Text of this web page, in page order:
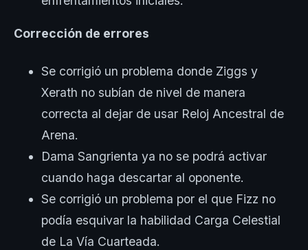
Corrección de errores
Se corrigió un problema donde Ziggs y
Xerath no subían de nivel de manera
correcta al dejar de usar Reloj Ancestral de
Arena.
Dama Sangrienta ya no se podrá activar
cuando haga descartar al oponente.
Se corrigió un problema por el que Fizz no
podía esquivar la habilidad Carga Celestial
de La Vía Cuarteada.